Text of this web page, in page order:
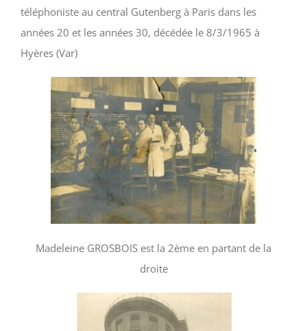
téléphoniste au central Gutenberg à Paris dans les
années 20 et les années 30, décédée le 8/3/1965 à
Hyères (Var)
Madeleine GROSBOIS est la 2ème en partant de la
droite